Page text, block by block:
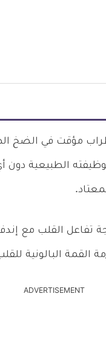
مؤقت في الضخ
الطبيعية دون
تفاعل القلب مع
القمة البالونية
ADVERTISEMENT